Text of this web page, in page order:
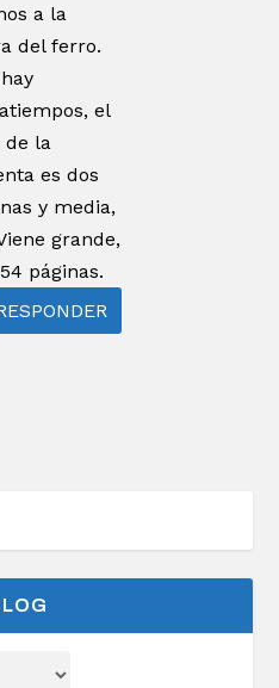
a la
del ferro.
el
de la
es dos
y media,
grande,
páginas.